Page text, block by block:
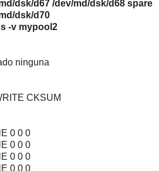
dsk/d67 /dev/md/dsk/d68 spare
dsk/d70
-v mypool2
ninguna
CKSUM
0 0 0
0 0 0
0 0 0
0 0 0